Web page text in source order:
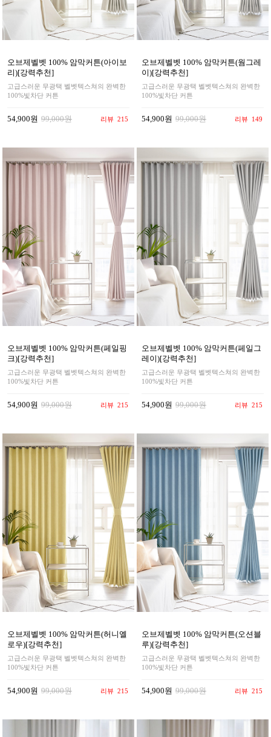
오브제벨벳 100% 암막커튼(아이보
리)[강력추천]
고급스러운 무광택 벨벳텍스쳐의 완벽한
100%빛차단 커튼
54,900원 99,000원 리뷰 215
오브제벨벳 100% 암막커튼(웜그레
이)[강력추천]
고급스러운 무광택 벨벳텍스쳐의 완벽한
100%빛차단 커튼
54,900원 99,000원 리뷰 149
오브제벨벳 100% 암막커튼(페일핑
크)[강력추천]
고급스러운 무광택 벨벳텍스쳐의 완벽한
100%빛차단 커튼
54,900원 99,000원 리뷰 215
오브제벨벳 100% 암막커튼(페일그
레이)[강력추천]
고급스러운 무광택 벨벳텍스쳐의 완벽한
100%빛차단 커튼
54,900원 99,000원 리뷰 215
오브제벨벳 100% 암막커튼(허니옐
로우)[강력추천]
고급스러운 무광택 벨벳텍스쳐의 완벽한
100%빛차단 커튼
54,900원 99,000원 리뷰 215
오브제벨벳 100% 암막커튼(오션블
루)[강력추천]
고급스러운 무광택 벨벳텍스쳐의 완벽한
100%빛차단 커튼
54,900원 99,000원 리뷰 215